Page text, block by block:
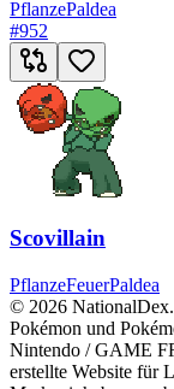
PflanzePaldea
#952
Scovillain
PflanzeFeuerPaldea
© 2026
Pokémon und
Nintendo / GAME
erstellte Website für